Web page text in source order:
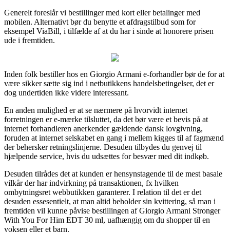
Generelt foreslår vi bestillinger med kort eller betalinger med
mobilen. Alternativt bør du benytte et afdragstilbud som for
eksempel ViaBill, i tilfælde af at du har i sinde at honorere prisen
ude i fremtiden.
Inden folk bestiller hos en Giorgio Armani e-forhandler bør de for at
være sikker sætte sig ind i netbutikkens handelsbetingelser, det er
dog undertiden ikke videre interessant.
En anden mulighed er at se nærmere på hvorvidt internet
forretningen er e-mærke tilsluttet, da det bør være et bevis på at
internet forhandleren anerkender gældende dansk lovgivning,
foruden at internet selskabet en gang i mellem kigges til af fagmænd
der behersker retningslinjerne. Desuden tilbydes du genvej til
hjælpende service, hvis du udsættes for besvær med dit indkøb.
Desuden tilrådes det at kunden er hensynstagende til de mest basale
vilkår der har indvirkning på transaktionen, fx hvilken
ombytningsret webbutikken garanterer. I relation til det er det
desuden essesentielt, at man altid beholder sin kvittering, så man i
fremtiden vil kunne påvise bestillingen af Giorgio Armani Stronger
With You For Him EDT 30 ml, uafhængig om du shopper til en
voksen eller et barn.